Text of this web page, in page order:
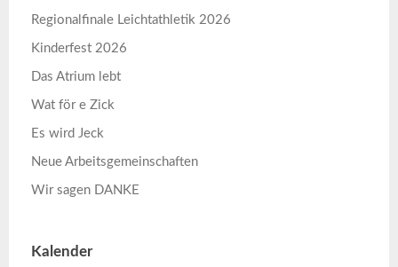
Regionalfinale Leichtathletik 2026
Kinderfest 2026
Das Atrium lebt
Wat för e Zick
Es wird Jeck
Neue Arbeitsgemeinschaften
Wir sagen DANKE
Kalender